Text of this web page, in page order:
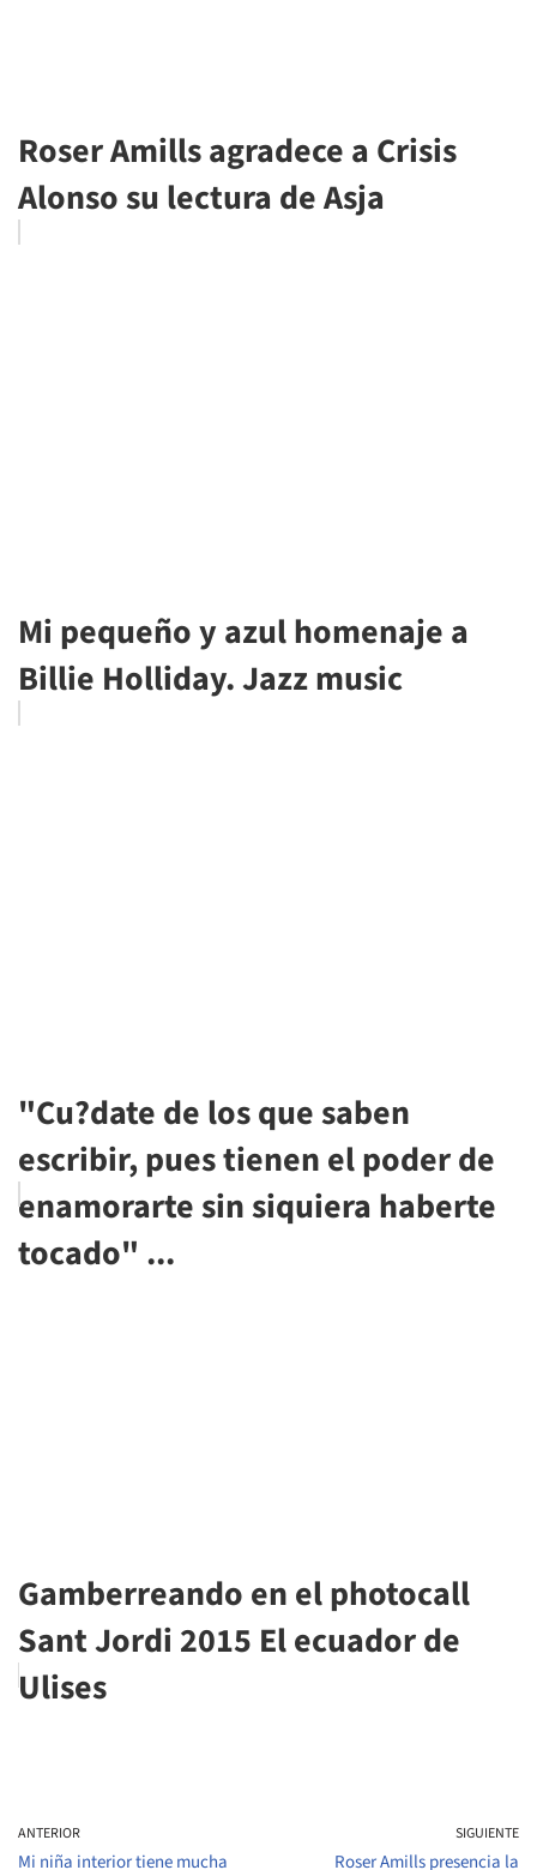
Roser Amills agradece a Crisis
Alonso su lectura de Asja
Mi pequeño y azul homenaje a
Billie Holliday. Jazz music
"Cu?date de los que saben
escribir, pues tienen el poder de
enamorarte sin siquiera haberte
tocado" ...
Gamberreando en el photocall
Sant Jordi 2015 El ecuador de
Ulises
ANTERIOR
Mi niña interior tiene mucha
SIGUIENTE
Roser Amills presencia la